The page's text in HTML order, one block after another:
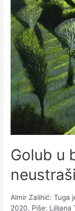
Golub u
Almir Zalihić: Tuga
2020. Piše: Ljiljana